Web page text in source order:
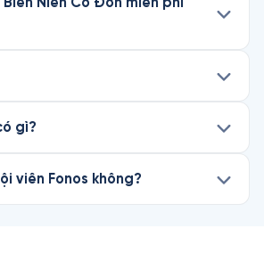
gì?
viên Fonos không?